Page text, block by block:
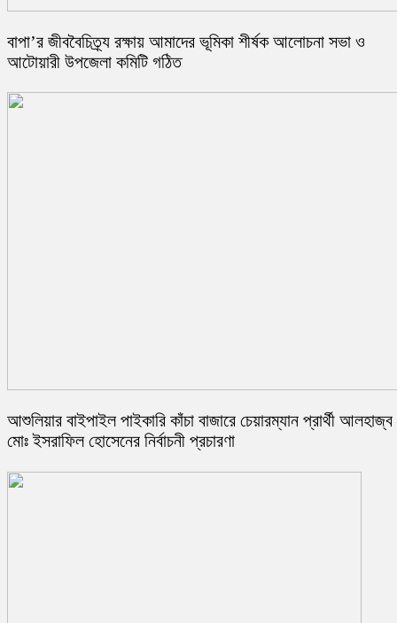
বাপা’র ‎জীববৈচিত্র্য রক্ষায় আমাদের ভূমিকা শীর্ষক আলোচনা সভা ও
আটোয়ারী উপজেলা কমিটি গঠিত
আশুলিয়ার বাইপাইল পাইকারি কাঁচা বাজারে চেয়ারম্যান প্রার্থী আলহাজ্ব
মোঃ ইসরাফিল হোসেনের নির্বাচনী প্রচারণা